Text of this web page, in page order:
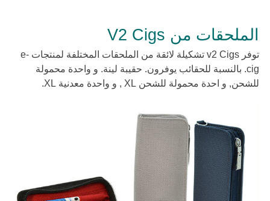
الملحقات من V2 Cigs
توفر v2 Cigs تشكيلة لائقة من الملحقات المختلفة لمنتجات e-
cig. بالنسبة للحقائب يوفرون. حقيبة لينة. و واحدة محمولة
للشحن, و احدة محمولة للشحن XL , و واحدة معدنية XL.